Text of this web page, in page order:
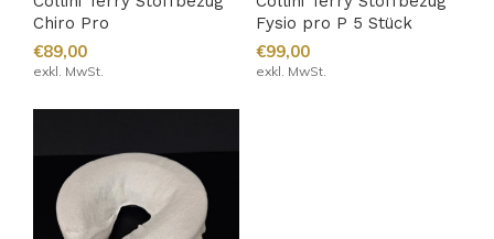
Chiro Pro
€89,00
exkl. MwSt.
Fysio pro P 5 Stück
€99,00
exkl. MwSt.